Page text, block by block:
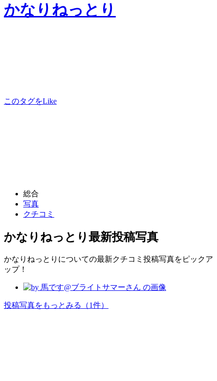
かなりねっとり
このタグをLike
総合
写真
クチコミ
かなりねっとり 最新投稿写真
かなりねっとりについての最新クチコミ投稿写真をピックア
ップ！
投稿写真をもっとみる （1件）